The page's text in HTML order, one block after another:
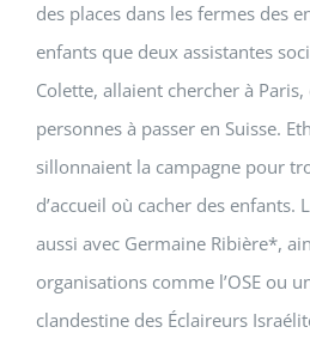
des places dans les fermes des
enfants que deux assistantes
Colette, allaient chercher à
personnes à passer en Suisse.
sillonnaient la campagne pour
d’accueil où cacher des
aussi avec Germaine Ribière*,
organisations comme l’OSE ou
clandestine des Éclaireurs